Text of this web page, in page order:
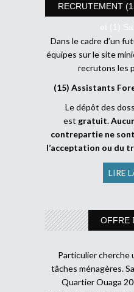
RECRUTEMENT
et (1)
Dans le cadre d’un
équipes sur le site
recrutons les
(15) Assistants
Le dépôt des
est gratuit.
contrepartie ne
l’acceptation ou du
LIRE
OFFRE
Particulier cherche
tâches ménagères.
Quartier Ouaga